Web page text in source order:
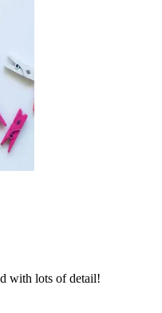
with lots of detail!